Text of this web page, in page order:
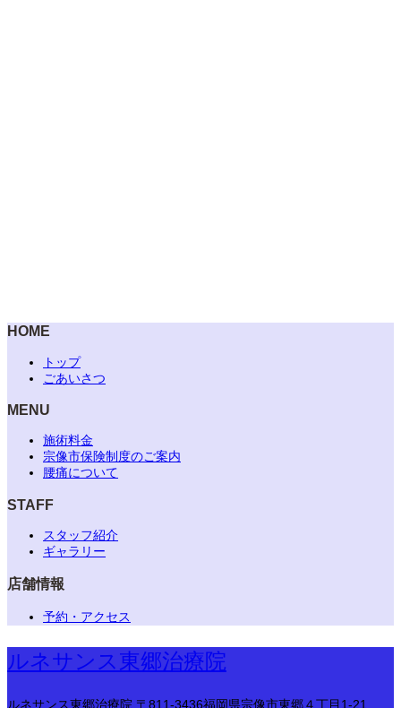
HOME
トップ
ごあいさつ
MENU
施術料金
宗像市保険制度のご案内
腰痛について
STAFF
スタッフ紹介
ギャラリー
店舗情報
予約・アクセス
ルネサンス東郷治療院
ルネサンス東郷治療院 〒811-3436福岡県宗像市東郷４丁目1-21